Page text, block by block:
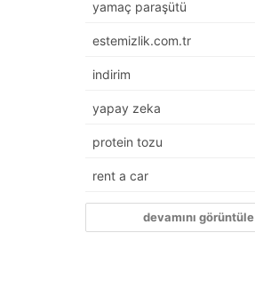
yamaç paraşütü
estemizlik.com.tr
indirim
yapay zeka
protein tozu
rent a car
devamını görüntüle